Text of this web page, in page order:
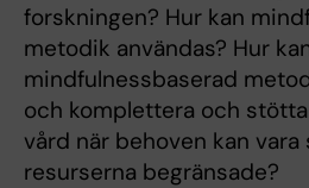
forskningen? Hur kan
metodik användas? Hur
mindfulnessbaserad
och komplettera och
vård när behoven kan vara
resurserna begränsade?